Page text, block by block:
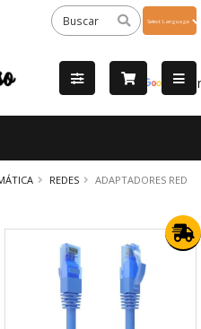
by
REDES ADAPTADORES RED